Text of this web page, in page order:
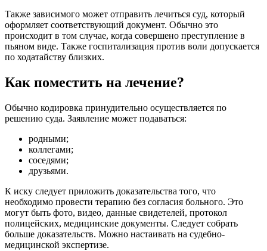
Также зависимого может отправить лечиться суд, который
оформляет соответствующий документ. Обычно это
происходит в том случае, когда совершено преступление в
пьяном виде. Также госпитализация против воли допускается
по ходатайству близких.
Как поместить на лечение?
Обычно кодировка принудительно осуществляется по
решению суда. Заявление может подаваться:
родными;
коллегами;
соседями;
друзьями.
К иску следует приложить доказательства того, что
необходимо провести терапию без согласия больного. Это
могут быть фото, видео, данные свидетелей, протокол
полицейских, медицинские документы. Следует собрать
больше доказательств. Можно настаивать на судебно-
медицинской экспертизе.